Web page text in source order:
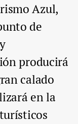
Azul,
de
producirá
calado
en la